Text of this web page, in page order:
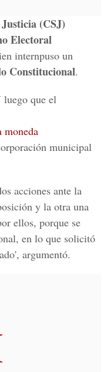
(CSJ)
Electoral
internpuso un
Constitucional.
luego que el
moneda
municipal
acciones ante la
y la otra una
ellos, porque se
en lo que solicitó
argumentó.